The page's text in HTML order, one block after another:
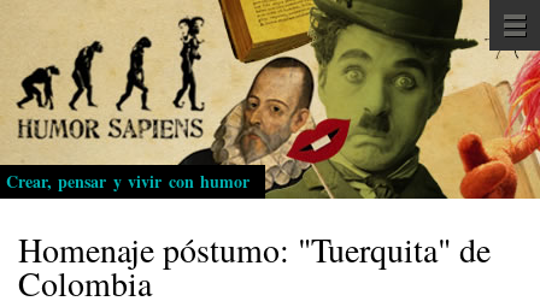
Pasar
al
contenido
principal
Crear, pensar y vivir con humor
Homenaje póstumo: "Tuerquita" de
Colombia